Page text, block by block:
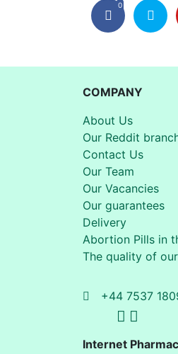
0
COMPANY
About Us
Our Reddit
Contact Us
Our Team
Our Vacancies
Our guarantees
Delivery
Abortion Pills in
The quality of
+44 7537
Internet